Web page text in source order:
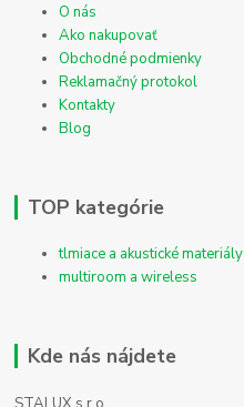
O nás
Ako nakupovať
Obchodné podmienky
Reklamačný protokol
Kontakty
Blog
TOP kategórie
tlmiace a akustické materiály
multiroom a wireless
Kde nás nájdete